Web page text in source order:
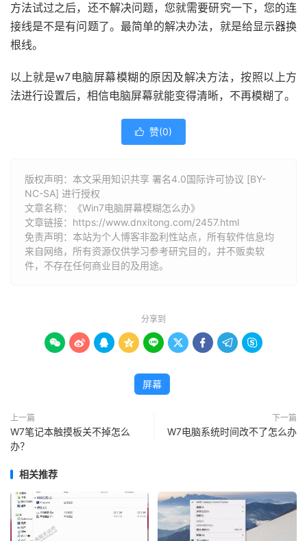
方法试过之后，还不解决问题，您就需要研究一下，您的连
接线是不是有问题了。最简单的解决办法，就是给显示器换
根线。
以上就是w7电脑屏幕模糊的原因及解决方法，按照以上方
法进行设置后，相信电脑屏幕就能变得清晰，不再模糊了。
 赞(0)
版权声明：本文采用知识共享 署名4.0国际许可协议 [BY-
NC-SA] 进行授权
文章名称：《Win7电脑屏幕模糊怎么办》
文章链接： https://www.dnxitong.com/2457.html
免责声明：本站为个人博客非盈利性站点，所有软件信息均
来自网络，所有资源仅供学习参考研究目的，并不贩卖软
件，不存在任何商业目的及用途。
分享到
        
屏幕
上一篇
W7笔记本触摸板关不掉怎么
办？
下一篇
W7电脑系统时间改不了怎么办
相关推荐